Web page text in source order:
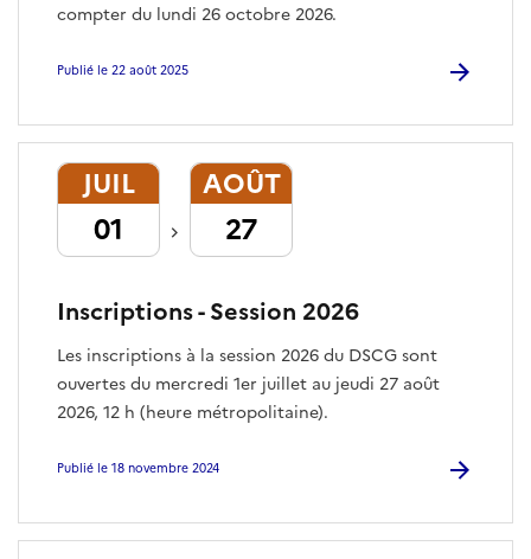
compter du lundi 26 octobre 2026.
Publié le 22 août 2025
Inscriptions - Session 2026
Les inscriptions à la session 2026 du DSCG sont
ouvertes du mercredi 1er juillet au jeudi 27 août
2026, 12 h (heure métropolitaine).
Publié le 18 novembre 2024
JUIL
01
AOÛT
27